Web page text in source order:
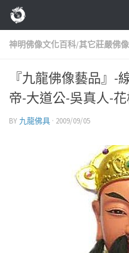
Skip to content
神明佛像文化百科/其它莊嚴佛像
『九龍佛像藝品』-
帝-大道公-吳真人-
BY 九龍佛具 · 2009/09/05